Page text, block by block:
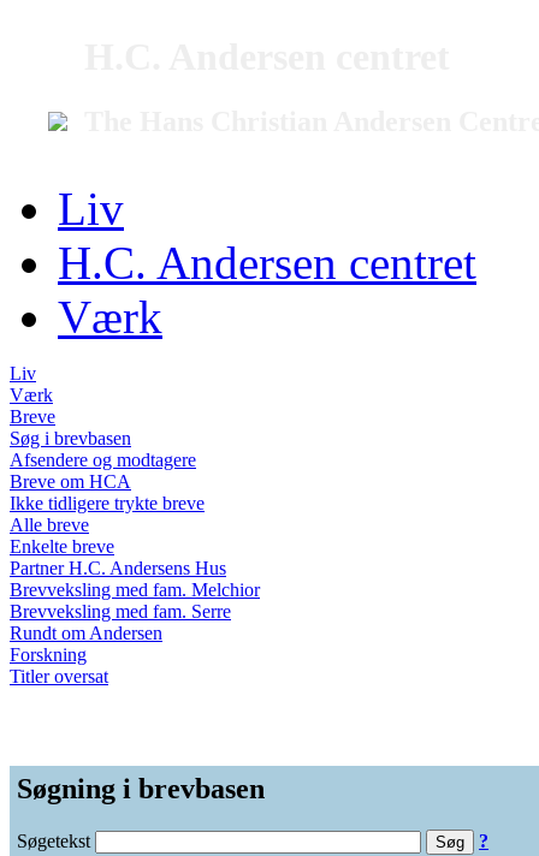
Liv
H.C. Andersen centret
Værk
Liv
Værk
Breve
Søg i brevbasen
Afsendere og modtagere
Breve om HCA
Ikke tidligere trykte breve
Alle breve
Enkelte breve
Partner H.C. Andersens Hus
Brevveksling med fam. Melchior
Brevveksling med fam. Serre
Rundt om Andersen
Forskning
Titler oversat
Søgning i brevbasen
Søgetekst ?